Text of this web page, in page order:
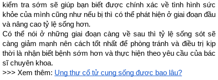
kiểm tra sớm sẽ giúp bạn biết được chính xác về tình hình sức
khỏe của mình cũng như nếu bị thì có thể phát hiện ở giai đoạn đầu
và nâng cao tỷ lệ sống hơn.
Có thể nói ở những giai đoạn càng về sau thì tỷ lệ sống sót sẽ
càng giảm mạnh nên cách tốt nhất để phòng tránh và điều trị kịp
thời là nhận biết bệnh sớm hơn và thực hiện theo yêu cầu của bác
sĩ chuyên khoa.
>>> Xem thêm: Ung thư cổ tử cung sống được bao lâu?